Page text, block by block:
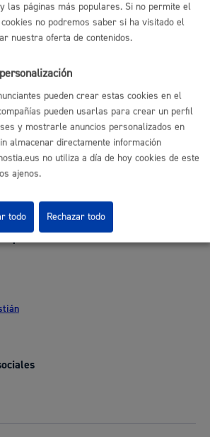
las páginas más populares. Si no permite el
no podremos saber si ha visitado el
nuestra oferta de contenidos.
pueden crear estas cookies en el
pueden usarlas para crear un perfil
y mostrarle anuncios personalizados en
almacenar directamente información
no utiliza a día de hoy cookies de este
ajenos.
Rechazar todo
todo